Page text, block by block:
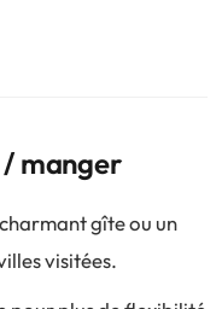
manger
gîte ou un
visitées.